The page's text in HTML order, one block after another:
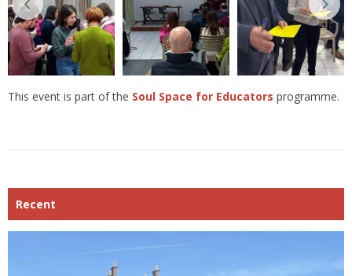
This event is part of the Soul Space for Educators programme.
Recent